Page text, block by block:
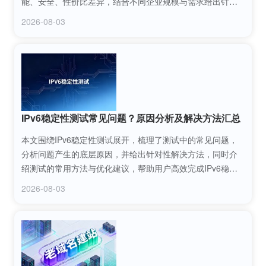
2026-08-03
IPv6稳定性测试常见问题？原因分析及解决方法汇总
本文围绕IPv6稳定性测试展开，梳理了测试中的常见问题，
分析问题产生的底层原因，并给出针对性解决方法，同时介
绍测试的常用方法与优化建议，帮助用户高效完成IPv6稳定
2026-08-03